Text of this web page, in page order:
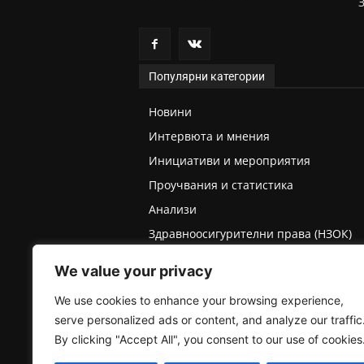
We value your privacy
We use cookies to enhance your browsing experience,
serve personalized ads or content, and analyze our traffic.
By clicking "Accept All", you consent to our use of cookies.
Популярни категории
Новини
Интервюта и мнения
Инициативи и мероприятия
Проучвания и статистика
Анализи
Здравноосигурителни права (НЗОК)
Медицинска експертиза (ТЕЛК/НЕЛК)